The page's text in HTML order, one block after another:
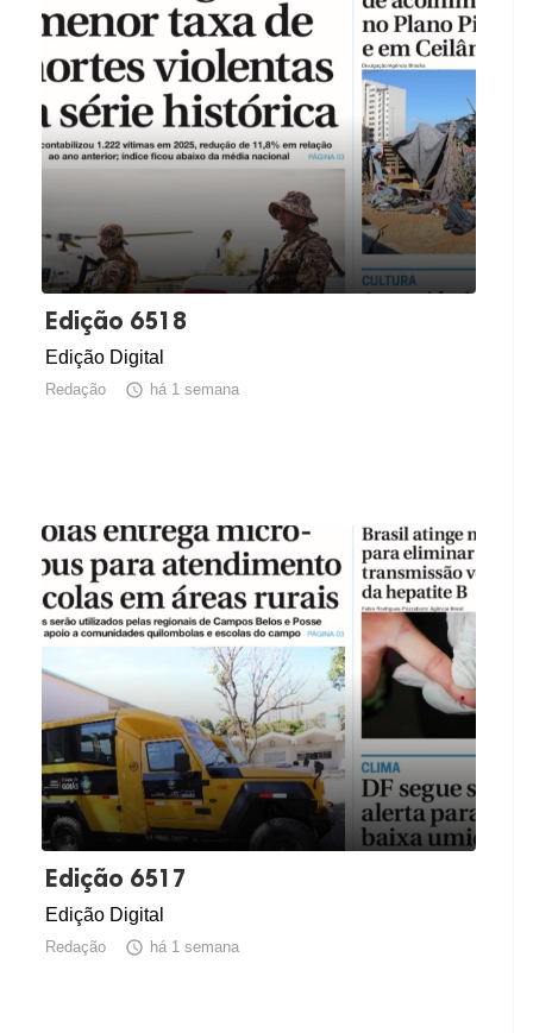
Edição 6518
Edição Digital
Redação  há 1 semana
Edição 6517
Edição Digital
Redação  há 1 semana